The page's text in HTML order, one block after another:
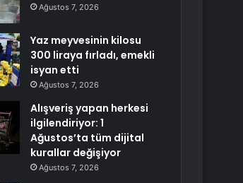
Ağustos 7, 2026
Yaz meyvesinin kilosu
300 liraya fırladı, emekli
isyan etti
Ağustos 7, 2026
Alışveriş yapan herkesi
ilgilendiriyor: 1
Ağustos’ta tüm dijital
kurallar değişiyor
Ağustos 7, 2026